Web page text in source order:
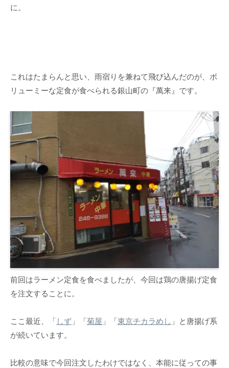
に。
これはたまらんと思い、雨宿りを兼ねて飛び込んだのが、ボ
リューミーな定食が食べられる銀山町の『萬来』です。
前回はラーメン定食を食べましたが、今回は鶏の唐揚げ定食
を注文することに。
ここ最近、「 しず 」「菊屋 」「東京チカラめし 」と唐揚げ系
が続いています。
比較の意味で今回注文したわけではなく、本能に従っての事